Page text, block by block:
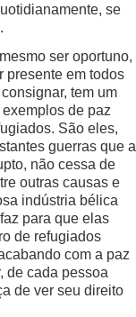
se
ser oportuno,
presente em todos
tem um
de paz
São eles,
guerras que a
não cessa de
outras causas e
indústria bélica
para que elas
de refugiados
com a paz
de cada pessoa
de ver seu direito